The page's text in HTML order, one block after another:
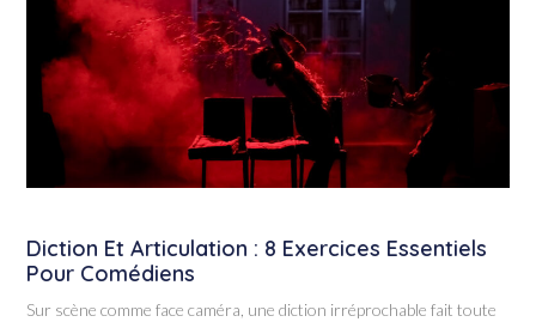
Diction Et Articulation : 8 Exercices Essentiels
Pour Comédiens
Sur scène comme face caméra, une diction irréprochable fait toute